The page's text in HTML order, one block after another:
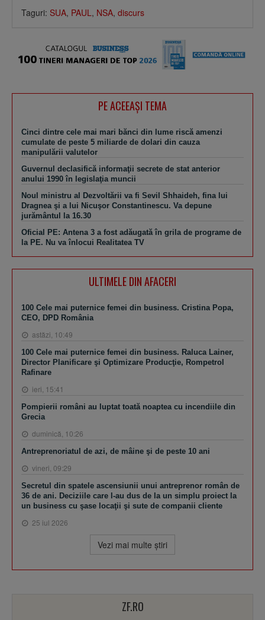
Taguri: SUA, PAUL , NSA, discurs
PE ACEEAŞI TEMA
Cinci dintre cele mai mari bănci din lume riscă amenzi
cumulate de peste 5 miliarde de dolari din cauza
manipulării valutelor
Guvernul declasifică informaţii secrete de stat anterior
anului 1990 în legislaţia muncii
Noul ministru al Dezvoltării va fi Sevil Shhaideh, fina lui
Dragnea şi a lui Nicuşor Constantinescu. Va depune
jurământul la 16.30
Oficial PE: Antena 3 a fost adăugată în grila de programe de
la PE. Nu va înlocui Realitatea TV
ULTIMELE DIN AFACERI
100 Cele mai puternice femei din business. Cristina Popa,
CEO, DPD România
astăzi, 10:49
100 Cele mai puternice femei din business. Raluca Lainer,
Director Planificare şi Optimizare Producţie, Rompetrol
Rafinare
ieri, 15:41
Pompierii români au luptat toată noaptea cu incendiile din
Grecia
duminică, 10:26
Antreprenoriatul de azi, de mâine şi de peste 10 ani
vineri, 09:29
Secretul din spatele ascensiunii unui antreprenor român de
36 de ani. Deciziile care l-au dus de la un simplu proiect la
un business cu şase locaţii şi sute de companii cliente
25 iul 2026
Vezi mai multe ştiri
ZF.RO